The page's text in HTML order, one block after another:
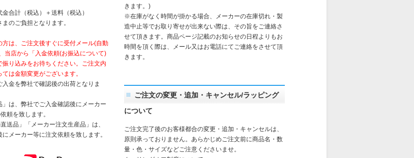
合計（税込）＋送料（税込）
のご負担となります。
方は、ご注文後すぐに受付メール(自動
当店から「入金依頼(お振込について)
振り込みをお待ちください。ご注文内
は金額変更がございます。
入金を弊社で確認後の出荷となりま
」は、弊社でご入金確認後にメーカー
頼を致します。
送品」「メーカー注文生産品」は、
メーカー等に注文依頼を致します。
きます。)
※在庫がなく時間が掛かる場合、メーカーの在庫切れ・製
造中止等でお取り寄せが出来ない際は、その旨をご連絡さ
せて頂きます。商品ページ記載のお知らせの日程よりもお
時間を頂く際は、メール又はお電話にてご連絡をさせて頂
きます。
ご注文の変更・追加・キャンセル/ラッピング
について
ご注文完了後のお客様都合の変更・追加・キャンセルは、
原則承っておりません。あらかじめご注文前に商品名・数
量・色・サイズなどご注意くださいませ。